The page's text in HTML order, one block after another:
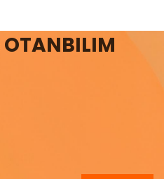
OTANBILIM